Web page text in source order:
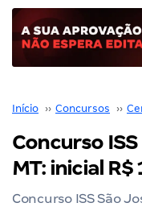
Início ›› Concursos ››
Concurso
MT: inicial R$
Concurso ISS São